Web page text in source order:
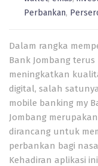
Perbankan,
Dalam rangka
Bank Jombang
meningkatkan
digital, salah
mobile banking my
Jombang
dirancang untuk
perbankan bagi
Kehadiran aplikasi